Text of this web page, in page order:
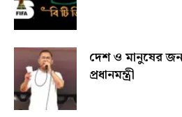
দেশ ও মানুষের
প্রধানমন্ত্রী